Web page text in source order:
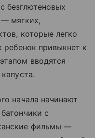
безглютеновых
мягких,
которые легко
ребенок привыкнет к
вводятся
начала начинают
с
фильмы —